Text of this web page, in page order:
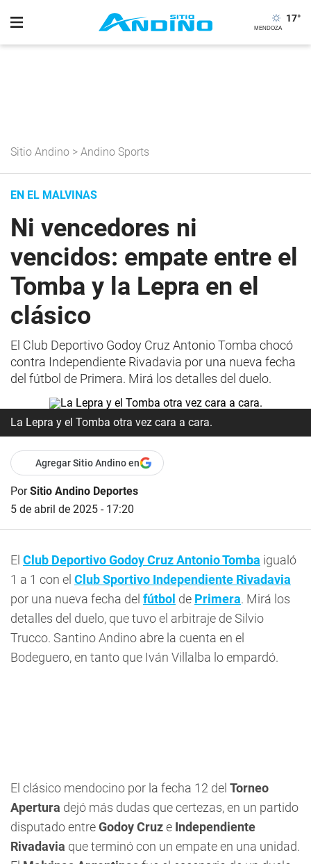
17°
Sitio Andino > Andino Sports
EN EL MALVINAS
Ni vencedores ni
vencidos: empate entre el
Tomba y la Lepra en el
clásico
El Club Deportivo Godoy Cruz Antonio Tomba chocó
contra Independiente Rivadavia por una nueva fecha
del fútbol de Primera. Mirá los detalles del duelo.
La Lepra y el Tomba otra vez cara a cara.
Agregar Sitio Andino en
PorSitio Andino Deportes
5 de abril de 2025 - 17:20
El Club Deportivo Godoy Cruz Antonio Tomba igualó
1 a 1 con el Club Sportivo Independiente Rivadavia
por una nueva fecha del fútbol de Primera. Mirá los
detalles del duelo, que tuvo el arbitraje de Silvio
Trucco. Santino Andino abre la cuenta en el
Bodeguero, en tanto que Iván Villalba lo empardó.
El clásico mendocino por la fecha 12 del Torneo
Apertura dejó más dudas que certezas, en un partido
disputado entreGodoy Cruze Independiente
Rivadavia que terminó con un empate en una unidad.